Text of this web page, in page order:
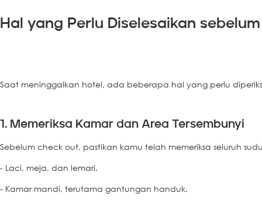
Hal yang Perlu Diselesaikan
Saat meninggalkan hotel, ada beberapa hal yang perlu
1. Memeriksa Kamar dan Area Tersembunyi
Sebelum check out, pastikan kamu telah memeriksa seluruh
- Laci, meja, dan lemari.
- Kamar mandi, terutama gantungan handuk.